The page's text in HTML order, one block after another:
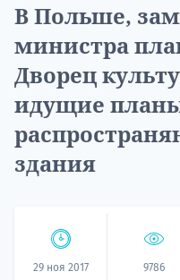
В Польше,
министра
Дворец
идущие
здания
29 ноя 2017 9786